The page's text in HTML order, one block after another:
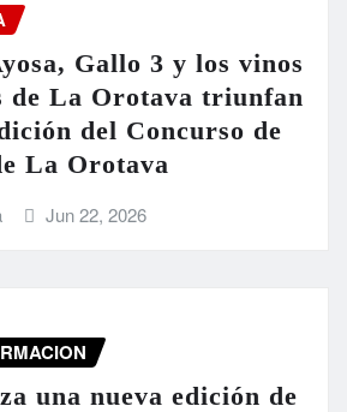
Gallo 3 y los vinos
de La Orotava triunfan
del Concurso de
La Orotava
Jun 22, 2026
una nueva edición de